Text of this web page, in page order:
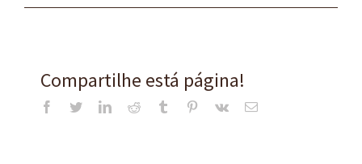
Compartilhe está página!
Facebook
TwitterLinkedInReddit Tumblr Pinterest
Vk
E-